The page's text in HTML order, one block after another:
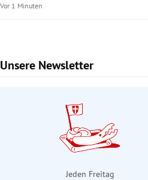
Vor 1 Minuten
Unsere Newsletter
Slide 1 von 9
Jeden Freitag